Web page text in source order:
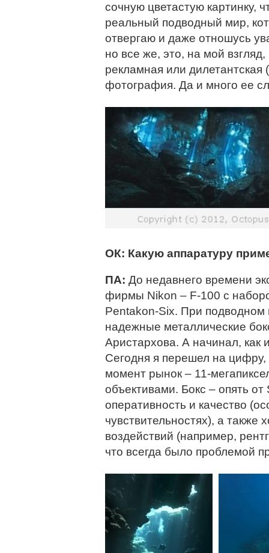
сочную цветастую картинку,
реальный подводный мир,
отвергаю и даже отношусь
но все же, это, на мой
рекламная или
фотография. Да и много ее
ОК: Какую аппаратуру
ПА: До недавнего времени
фирмы Nikon – F-100 с
Pentakon-Six. При
надежные металлические
Аристархова. А начинал, как
Сегодня я перешел на
момент рынок – 11-
объективами. Бокс – опять
оперативность и качество
чувствительностях), а
воздействий (например,
что всегда было проблемой